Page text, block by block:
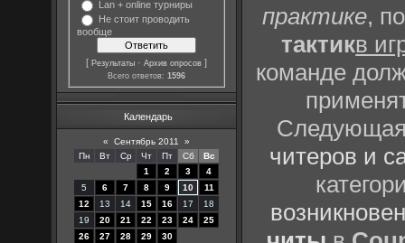
Lan + online турниры
Не стоит проводить
вообще
[Результаты ·Архив опросов ]
Всего ответов:1596
Календарь
« Сентябрь 2011
»
Пн
Вт Ср Чт Пт Сб
Вс
1
2 3
4
5
6 7 8 9 10
11
12
13 14 15 16 17
18
19
20 21 22 23 24
25
26
27 28 29 30
практике,
тактикв
команде
Следующая
читеров и